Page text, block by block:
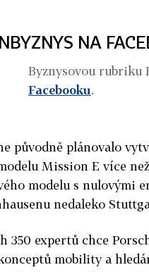
NA
Byznysovou rubriku
Facebooku.
původně plánovalo
Mission E více
modelu s nulovými
nedaleko
350 expertů chce
mobility a